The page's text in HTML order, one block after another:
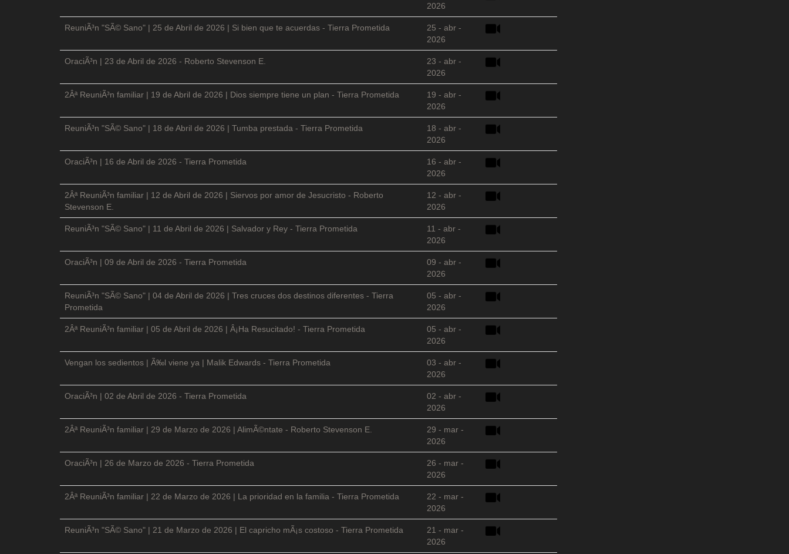
2026
ReuniÃ³n "SÃ© Sano" | 25 de Abril de 2026 | Si bien que te acuerdas - Tierra Prometida
25 - abr -
2026
OraciÃ³n | 23 de Abril de 2026 - Roberto Stevenson E.
23 - abr -
2026
2Âª ReuniÃ³n familiar | 19 de Abril de 2026 | Dios siempre tiene un plan - Tierra Prometida
19 - abr -
2026
ReuniÃ³n "SÃ© Sano" | 18 de Abril de 2026 | Tumba prestada - Tierra Prometida
18 - abr -
2026
OraciÃ³n | 16 de Abril de 2026 - Tierra Prometida
16 - abr -
2026
2Âª ReuniÃ³n familiar | 12 de Abril de 2026 | Siervos por amor de Jesucristo - Roberto
Stevenson E.
12 - abr -
2026
ReuniÃ³n "SÃ© Sano" | 11 de Abril de 2026 | Salvador y Rey - Tierra Prometida
11 - abr -
2026
OraciÃ³n | 09 de Abril de 2026 - Tierra Prometida
09 - abr -
2026
ReuniÃ³n "SÃ© Sano" | 04 de Abril de 2026 | Tres cruces dos destinos diferentes - Tierra
Prometida
05 - abr -
2026
2Âª ReuniÃ³n familiar | 05 de Abril de 2026 | Â¡Ha Resucitado! - Tierra Prometida
05 - abr -
2026
Vengan los sedientos | Ã‰l viene ya | Malik Edwards - Tierra Prometida
03 - abr -
2026
OraciÃ³n | 02 de Abril de 2026 - Tierra Prometida
02 - abr -
2026
2Âª ReuniÃ³n familiar | 29 de Marzo de 2026 | AlimÃ©ntate - Roberto Stevenson E.
29 - mar -
2026
OraciÃ³n | 26 de Marzo de 2026 - Tierra Prometida
26 - mar -
2026
2Âª ReuniÃ³n familiar | 22 de Marzo de 2026 | La prioridad en la familia - Tierra Prometida
22 - mar -
2026
ReuniÃ³n "SÃ© Sano" | 21 de Marzo de 2026 | El capricho mÃ¡s costoso - Tierra Prometida
21 - mar -
2026